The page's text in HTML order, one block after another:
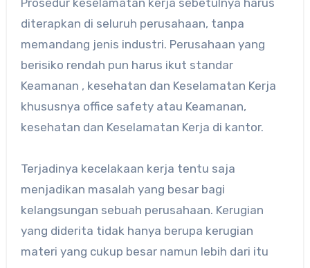
Prosedur keselamatan kerja sebetulnya harus
diterapkan di seluruh perusahaan, tanpa
memandang jenis industri. Perusahaan yang
berisiko rendah pun harus ikut standar
Keamanan , kesehatan dan Keselamatan Kerja
khususnya office safety atau Keamanan,
kesehatan dan Keselamatan Kerja di kantor.
Terjadinya kecelakaan kerja tentu saja
menjadikan masalah yang besar bagi
kelangsungan sebuah perusahaan. Kerugian
yang diderita tidak hanya berupa kerugian
materi yang cukup besar namun lebih dari itu